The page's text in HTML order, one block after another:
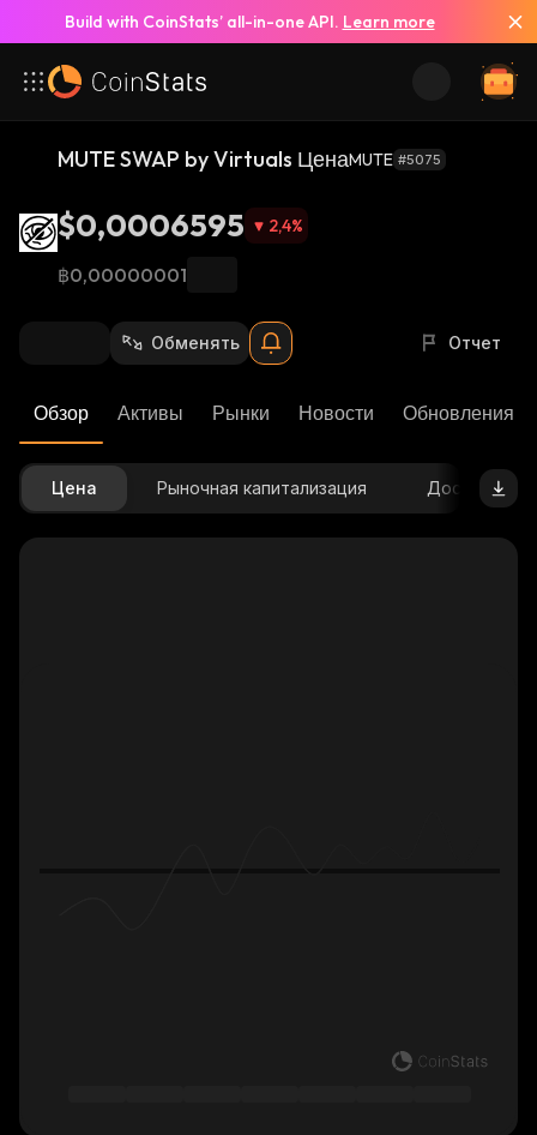
Build with CoinStats’ all-in-one API. Learn more
MUTE SWAP by Virtuals ЦенаMUTE #5075
$0,0006595 2,4%
฿0,00000001
Обменять Отчет
Обзор Активы Рынки Новости Обновления
Цена Рыночная капитализация Доступное